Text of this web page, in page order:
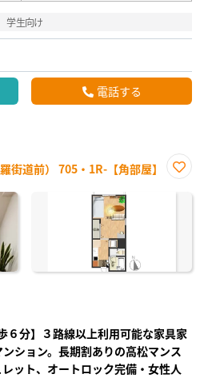
学生向け
電話する
街道前） 705・1R-【角部屋】
に入
６分】３路線以上利用可能な家具家
ション。長期割ありの高松マンス
ット、オートロック完備・女性人